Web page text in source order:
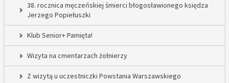
38. rocznica męczeńskiej śmierci błogosławionego księdza
Jerzego Popiełuszki
Klub Senior+ Pamięta!
Wizyta na cmentarzach żołnierzy
Z wizytą u uczestniczki Powstania Warszawskiego